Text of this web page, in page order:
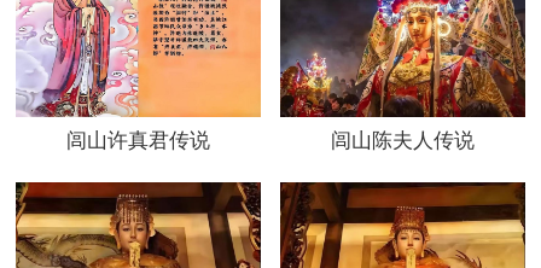
闾山许真君传说 闾山陈夫人传说